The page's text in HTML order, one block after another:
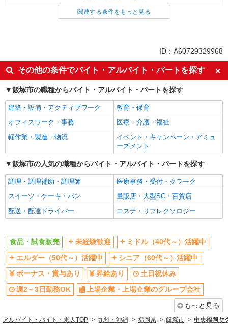
ボーナス・賞与あり
土日祝休み
週2～3日勤務OK
上場企業・上場企業のグループ会
社
車通勤OK
扶養内勤務OK
副業・WワークOK
社員登用あり
関連する条件をもっと見る
ID：A60729329968
その他の条件でバイト・アルバイト・パートを探す
飯塚市の職種からバイト・アルバイト・パートを探す
建築・設備・アクティブワーク
教育・保育
オフィスワーク・事務
医療・介護・福祉
軽作業・製造・物流
イベント・キャンペーン・アミュ
ーズメント
飯塚市の人気の職種からバイト・アルバイト・パートを探す
調理・調理補助・調理師
医療事務・受付・クラーク
スイーツ・ケーキ・パン
量販店・大型SC・百貨店
配送・配達ドライバー
エステ・リフレクソロジー
食品・試食販売 未経験歓迎
ミドル（40代～）活躍中
エルダー（50代～）活躍中
シニア（60代～）活躍中
ボーナス・賞与あり
昇給あり
土日祝休み
週2～3日勤務OK
上場企業・上場企業のグループ会社
もっと見る
アルバイト・バイト・求人TOP 九州・沖縄 福岡県 飯塚市 中央福岡ヤ